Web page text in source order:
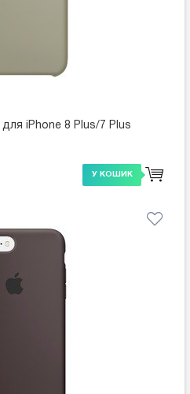
для iPhone 8 Plus/7 Plus
У КОШИК